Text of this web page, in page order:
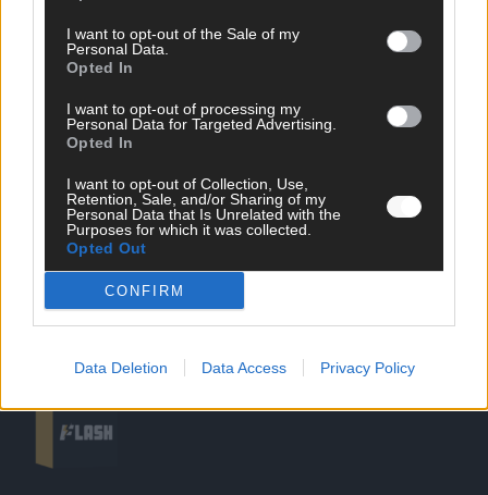
I want to opt-out of the Sale of my
Personal Data.
Opted In
I want to opt-out of processing my
Personal Data for Targeted Advertising.
Opted In
I want to opt-out of Collection, Use,
Retention, Sale, and/or Sharing of my
Personal Data that Is Unrelated with the
Purposes for which it was collected.
Opted Out
CONFIRM
Data Deletion Data Access Privacy Policy
SCHNELL ZUM RESSORT
Nachrichten
Ratgeber
Wissen
Kommentar
Streams & Storys